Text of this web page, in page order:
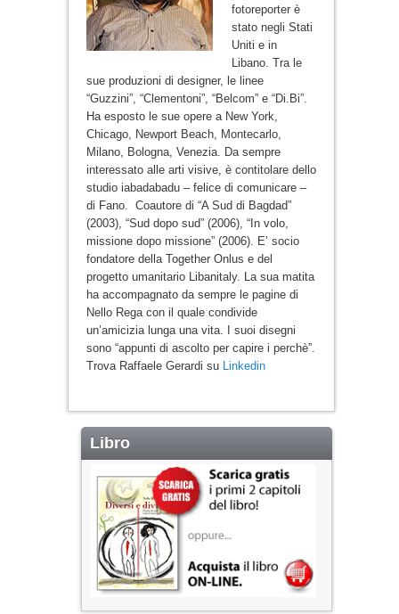
fotoreporter è
stato negli Stati
Uniti e in
Libano. Tra le
sue produzioni di designer, le linee
“Guzzini”, “Clementoni”, “Belcom” e “Di.Bi”.
Ha esposto le sue opere a New York,
Chicago, Newport Beach, Montecarlo,
Milano, Bologna, Venezia. Da sempre
interessato alle arti visive, è contitolare dello
studio iabadabadu – felice di comunicare –
di Fano. Coautore di “A Sud di Bagdad”
(2003), “Sud dopo sud” (2006), “In volo,
missione dopo missione” (2006). E’ socio
fondatore della Together Onlus e del
progetto umanitario Libanitaly. La sua matita
ha accompagnato da sempre le pagine di
Nello Rega con il quale condivide
un’amicizia lunga una vita. I suoi disegni
sono “appunti di ascolto per capire i perchè”.
Trova Raffaele Gerardi su Linkedin
Libro